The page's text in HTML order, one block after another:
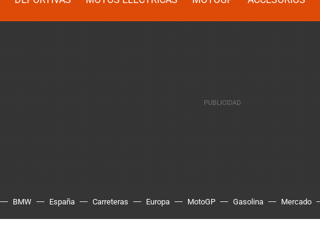
BMW España Carreteras Europa MotoGP Gasolina Mercado